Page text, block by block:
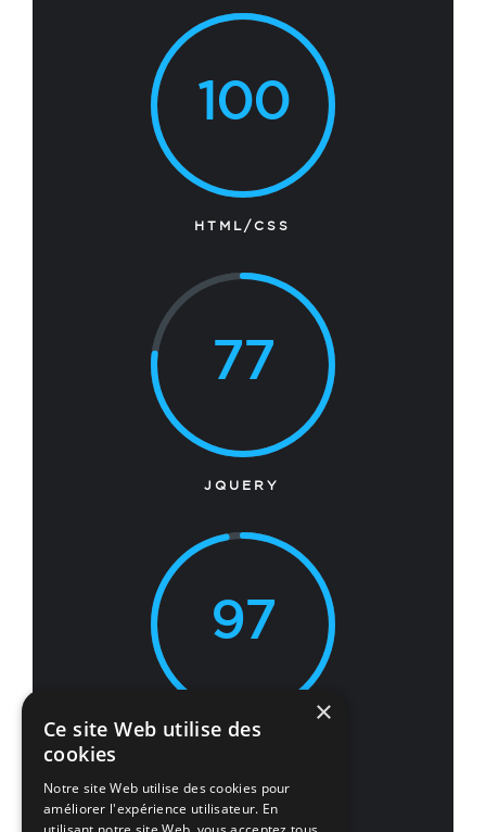
100
HTML/CSS
77
JQUERY
97
×
Ce site Web utilise des
cookies
Notre site Web utilise des cookies pour
améliorer l'expérience utilisateur. En